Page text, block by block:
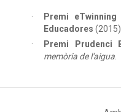
Premi
Educadores (2015).
Premi Prudenci
memòria de l'aigua